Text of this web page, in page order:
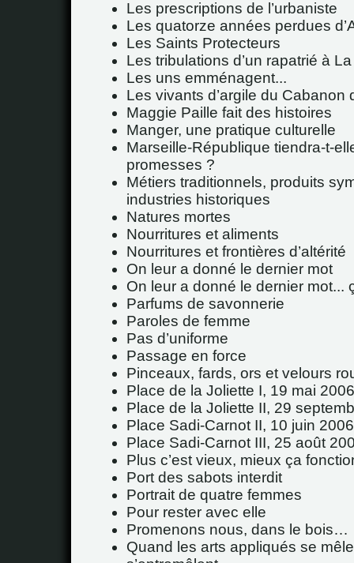
Les prescriptions de l’urbaniste
Les quatorze années perdues
Les Saints Protecteurs
Les tribulations d’un rapatrié à
Les uns emménagent...
Les vivants d’argile du Cabanon
Maggie Paille fait des histoires
Manger, une pratique culturelle
Marseille-République tiendra-t-
promesses ?
Métiers traditionnels, produits
industries historiques
Natures mortes
Nourritures et aliments
Nourritures et frontières d’altérité
On leur a donné le dernier mot
On leur a donné le dernier mot...
Parfums de savonnerie
Paroles de femme
Pas d’uniforme
Passage en force
Pinceaux, fards, ors et velours
Place de la Joliette I, 19 mai 2006
Place de la Joliette II, 29
Place Sadi-Carnot II, 10 juin 2006
Place Sadi-Carnot III, 25 août
Plus c’est vieux, mieux ça
Port des sabots interdit
Portrait de quatre femmes
Pour rester avec elle
Promenons nous, dans le bois…
Quand les arts appliqués se